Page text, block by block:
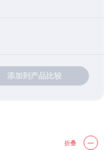
添加到产品比较
折叠